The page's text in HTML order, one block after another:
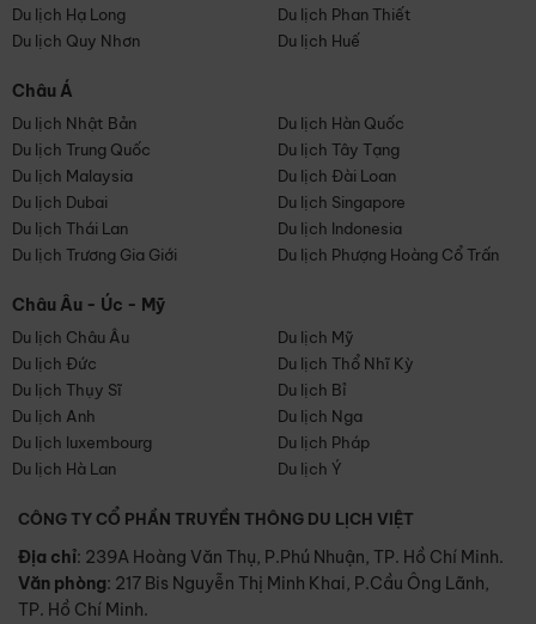
Du lịch Hạ Long
Du lịch Phan Thiết
Du lịch Quy Nhơn
Du lịch Huế
Châu Á
Du lịch Nhật Bản
Du lịch Hàn Quốc
Du lịch Trung Quốc
Du lịch Tây Tạng
Du lịch Malaysia
Du lịch Đài Loan
Du lịch Dubai
Du lịch Singapore
Du lịch Thái Lan
Du lịch Indonesia
Du lịch Trương Gia Giới
Du lịch Phượng Hoàng Cổ Trấn
Châu Âu - Úc - Mỹ
Du lịch Châu Âu
Du lịch Mỹ
Du lịch Đức
Du lịch Thổ Nhĩ Kỳ
Du lịch Thụy Sĩ
Du lịch Bỉ
Du lịch Anh
Du lịch Nga
Du lịch luxembourg
Du lịch Pháp
Du lịch Hà Lan
Du lịch Ý
CÔNG TY CỔ PHẦN TRUYỀN THÔNG DU LỊCH VIỆT
Địa chỉ: 239A Hoàng Văn Thụ, P.Phú Nhuận, TP. Hồ Chí Minh.
Văn phòng: 217 Bis Nguyễn Thị Minh Khai, P.Cầu Ông Lãnh,
TP. Hồ Chí Minh.